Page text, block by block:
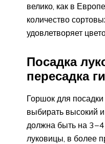
велико, как в
количество
удовлетворяет
Посадка
пересадка
Горшок для
выбирать высокий
должна быть на
луковицы, в более